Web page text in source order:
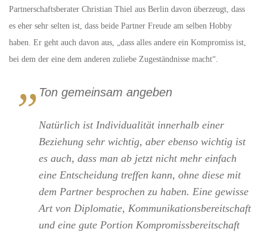
Partnerschaftsberater Christian Thiel aus Berlin davon überzeugt, dass
es eher sehr selten ist, dass beide Partner Freude am selben Hobby
haben. Er geht auch davon aus, „dass alles andere ein Kompromiss ist,
bei dem der eine dem anderen zuliebe Zugeständnisse macht“.
Ton gemeinsam angeben
Natürlich ist Individualität innerhalb einer
Beziehung sehr wichtig, aber ebenso wichtig ist
es auch, dass man ab jetzt nicht mehr einfach
eine Entscheidung treffen kann, ohne diese mit
dem Partner besprochen zu haben. Eine gewisse
Art von Diplomatie, Kommunikationsbereitschaft
und eine gute Portion Kompromissbereitschaft